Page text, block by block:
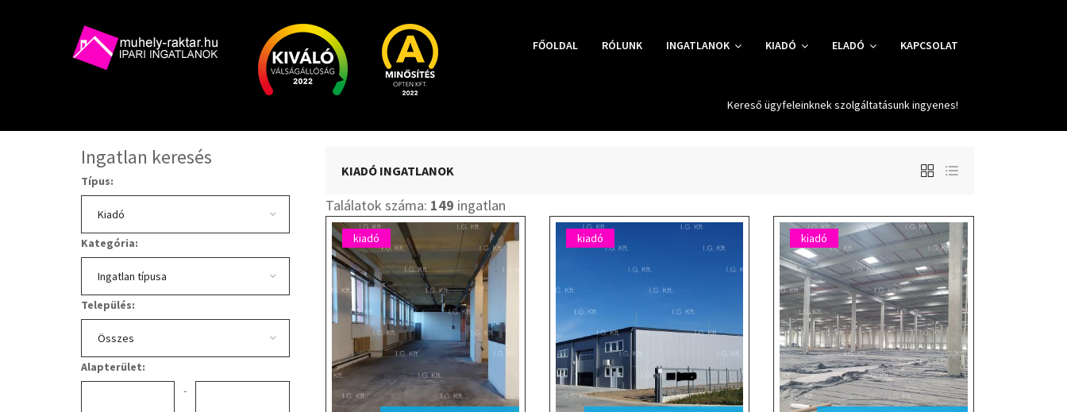
FŐOLDAL RÓLUNK INGATLANOK KIADÓ ELADÓ KAPCSOLAT
Kereső ügyfeleinknek szolgáltatásunk ingyenes!
Ingatlan keresés
Típus:
Kategória:
Település:
Alapterület:
-
KIADÓ INGATLANOK
Találatok száma: 149 ingatlan
kiadó kiadó kiadó